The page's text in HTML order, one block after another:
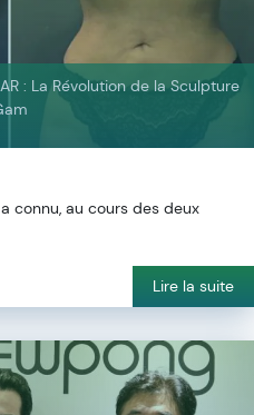
: La Révolution de la Sculpture
connu, au cours des deux
Lire la suite